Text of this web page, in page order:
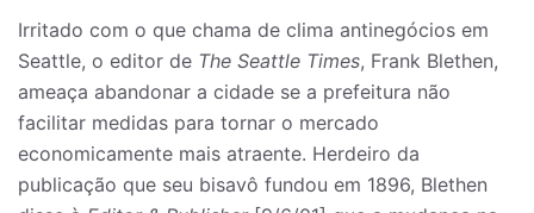
Irritado com o que chama de clima antinegócios em
Seattle, o editor de The Seattle Times, Frank Blethen,
ameaça abandonar a cidade se a prefeitura não
facilitar medidas para tornar o mercado
economicamente mais atraente. Herdeiro da
publicação que seu bisavô fundou em 1896, Blethen